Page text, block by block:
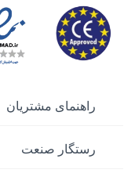
آلن بکس فوق بلند
آلن بکس هزار خار
آلن بکس فشار قوی
کاربرد آلن بکسی در
کنند. به طور کل این
راهنمای مشتریان
رستگار صنعت